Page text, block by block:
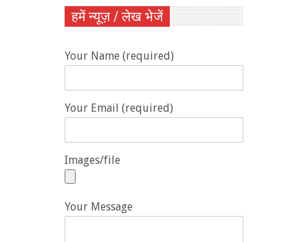
हमें न्यूज़ / लेख भेजें
Your Name (required)
Your Email (required)
Images/file
Your Message